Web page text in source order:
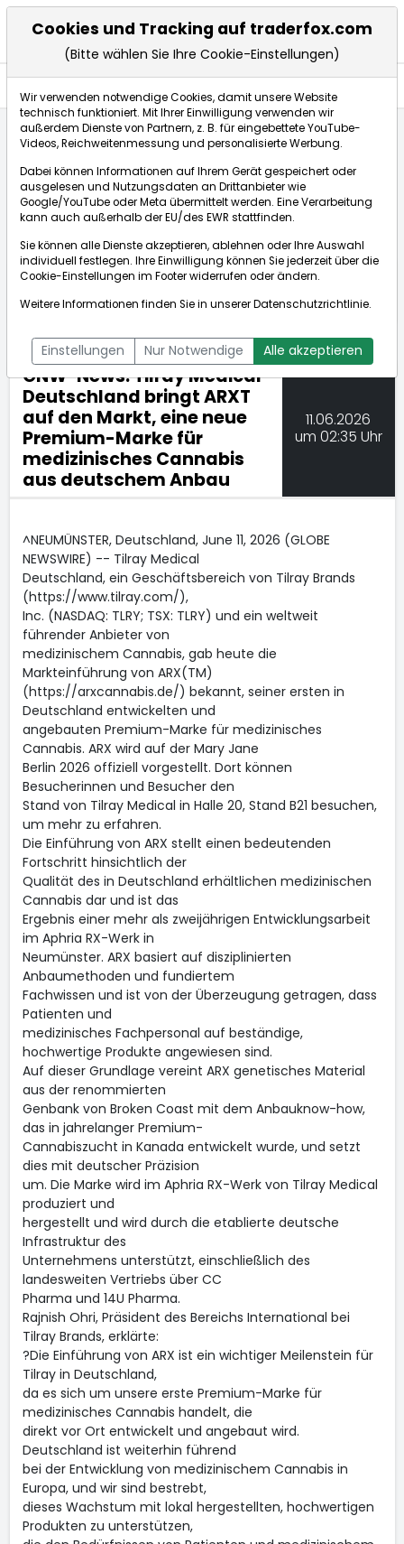
GNW-News: Tilray Medical Deutschland bringt ARXT a...
dpa-AFX Compact
ÜBERSICHT DPA-AFX PROFEED
DPA-AFX COMPACT
NEWSBOT
GNW-News: Tilray Medical
Deutschland bringt ARXT
auf den Markt, eine neue
Premium-Marke für
medizinisches Cannabis
aus deutschem Anbau
11.06.2026
um 02:35 Uhr
^NEUMÜNSTER, Deutschland, June 11, 2026 (GLOBE
NEWSWIRE) -- Tilray Medical
Deutschland, ein Geschäftsbereich von Tilray Brands
(https://www.tilray.com/),
Inc. (NASDAQ: TLRY; TSX: TLRY) und ein weltweit
führender Anbieter von
medizinischem Cannabis, gab heute die
Markteinführung von ARX(TM)
(https://arxcannabis.de/) bekannt, seiner ersten in
Deutschland entwickelten und
angebauten Premium-Marke für medizinisches
Cannabis. ARX wird auf der Mary Jane
Berlin 2026 offiziell vorgestellt. Dort können
Besucherinnen und Besucher den
Stand von Tilray Medical in Halle 20, Stand B21 besuchen,
um mehr zu erfahren.
Die Einführung von ARX stellt einen bedeutenden
Fortschritt hinsichtlich der
Qualität des in Deutschland erhältlichen medizinischen
Cannabis dar und ist das
Ergebnis einer mehr als zweijährigen Entwicklungsarbeit
im Aphria RX-Werk in
Neumünster. ARX basiert auf disziplinierten
Anbaumethoden und fundiertem
Fachwissen und ist von der Überzeugung getragen, dass
Patienten und
medizinisches Fachpersonal auf beständige,
hochwertige Produkte angewiesen sind.
Auf dieser Grundlage vereint ARX genetisches Material
aus der renommierten
Genbank von Broken Coast mit dem Anbauknow-how,
das in jahrelanger Premium-
Cannabiszucht in Kanada entwickelt wurde, und setzt
dies mit deutscher Präzision
um. Die Marke wird im Aphria RX-Werk von Tilray Medical
produziert und
hergestellt und wird durch die etablierte deutsche
Infrastruktur des
Unternehmens unterstützt, einschließlich des
landesweiten Vertriebs über CC
Pharma und 14U Pharma.
Rajnish Ohri, Präsident des Bereichs International bei
Tilray Brands, erklärte:
?Die Einführung von ARX ist ein wichtiger Meilenstein für
Tilray in Deutschland,
da es sich um unsere erste Premium-Marke für
medizinisches Cannabis handelt, die
direkt vor Ort entwickelt und angebaut wird.
Deutschland ist weiterhin führend
bei der Entwicklung von medizinischem Cannabis in
Europa, und wir sind bestrebt,
dieses Wachstum mit lokal hergestellten, hochwertigen
Produkten zu unterstützen,
Cookies und Tracking auf traderfox.com
(Bitte wählen Sie Ihre Cookie-Einstellungen)
Wir verwenden notwendige Cookies, damit unsere Website
technisch funktioniert. Mit Ihrer Einwilligung verwenden wir
außerdem Dienste von Partnern, z. B. für eingebettete YouTube-
Videos, Reichweitenmessung und personalisierte Werbung.
Dabei können Informationen auf Ihrem Gerät gespeichert oder
ausgelesen und Nutzungsdaten an Drittanbieter wie
Google/YouTube oder Meta übermittelt werden. Eine Verarbeitung
kann auch außerhalb der EU/des EWR stattfinden.
Sie können alle Dienste akzeptieren, ablehnen oder Ihre Auswahl
individuell festlegen. Ihre Einwilligung können Sie jederzeit über die
Cookie-Einstellungen im Footer widerrufen oder ändern.
Weitere Informationen finden Sie in unsererDatenschutzrichtlinie.
Einstellungen Nur Notwendige Alle akzeptieren